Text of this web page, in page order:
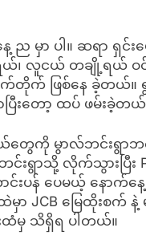
ည မှာ ပါ။ ဆရာ ရှင်
ငယ် တချို့ရယ် ဝင်ဖ
က် ဖြစ်နေ ခဲ့တယ်။ ရွ
တော့ ထပ် ဖမ်းခဲ့တယ်
ကို မွာလ်ဘင်းရွာဘက်သို့
းရွာသို့ လိုက်သွားပြီ
းပန် ပေမယ့် နောက်
ာ JCB မြေထိုးစက် နဲ့
းထံမှ သိရှိရ ပါတယ်။